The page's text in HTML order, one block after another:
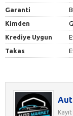
Garanti
Kimden
Krediye Uygun
Takas